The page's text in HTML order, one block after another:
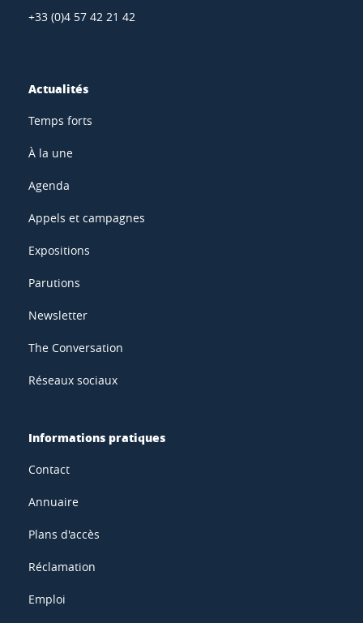
+33 (0)4 57 42 21 42
Actualités
Temps forts
À la une
Agenda
Appels et campagnes
Expositions
Parutions
Newsletter
The Conversation
Réseaux sociaux
Informations pratiques
Contact
Annuaire
Plans d'accès
Réclamation
Emploi